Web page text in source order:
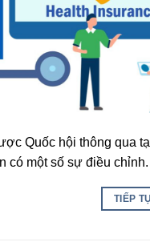
Quốc hội thông qua
có một số sự điều chỉnh.
TIẾP